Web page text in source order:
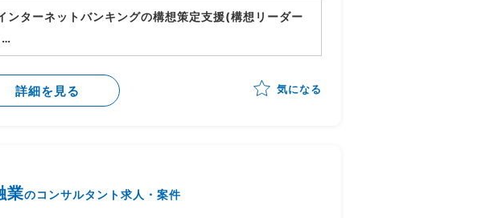
ンターネットバンキングの構想策定支援(構想リーダー
/競合他社/AI等技術動向)を踏まえたあるべき業務姿の
Beアーキテクチャの立案
詳細を見る 気になる
業のコンサルタント求人・案件